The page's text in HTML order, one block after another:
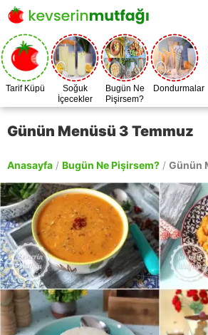
Tarif Küpü
Soğuk
İçecekler
Bugün Ne
Pişirsem?
Dondurmalar
Günün Menüsü 3 Temmuz
Anasayfa / Bugün Ne Pişirsem? / Günün